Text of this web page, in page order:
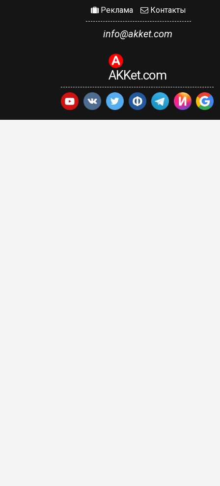
Реклама Контакты
info@akket.com
AKKet.com